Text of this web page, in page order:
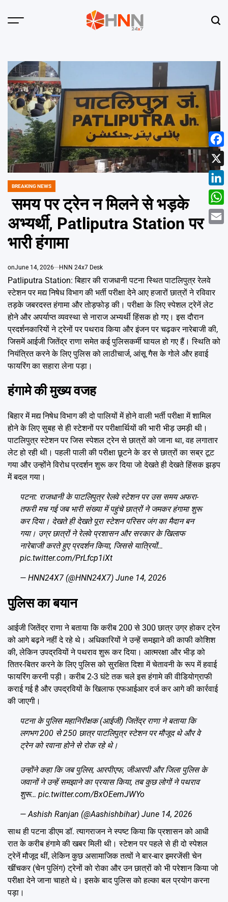
Menu
POSTED
BREAKING NEWS
समय पर ट्रेन न मिलने से भड़के
अभ्यर्थी, Patliputra Station पर
भारी हंगामा
onJune 14, 2026 HNN 24x7 Desk
Patliputra Station: बिहार की राजधानी पटना स्थित पाटलिपुत्र रेलवे
स्टेशन पर मद्य निषेध विभाग की भर्ती परीक्षा देने आए हजारों छात्रों ने रविवार
तड़के जबरदस्त हंगामा और तोड़फोड़ की। परीक्षा के लिए स्पेशल ट्रेनें लेट
होने और अपर्याप्त व्यवस्था से नाराज अभ्यर्थी हिंसक हो गए। इस दौरान
प्रदर्शनकारियों ने ट्रेनों पर पथराव किया और इंजन पर चढ़कर नारेबाजी की,
जिसमें आईजी जितेंद्र राणा समेत कई पुलिसकर्मी घायल हो गए हैं। स्थिति को
नियंत्रित करने के लिए पुलिस को लाठीचार्ज, आंसू गैस के गोले और हवाई
फायरिंग का सहारा लेना पड़ा।
हंगामे की मुख्य वजह
बिहार में मद्य निषेध विभाग की दो पालियों में होने वाली भर्ती परीक्षा में शामिल
होने के लिए सुबह से ही स्टेशनों पर परीक्षार्थियों की भारी भीड़ उमड़ी थी।
पाटलिपुत्र स्टेशन पर जिस स्पेशल ट्रेन से छात्रों को जाना था, वह लगातार
लेट हो रही थी। पहली पाली की परीक्षा छूटने के डर से छात्रों का सब्र टूट
गया और उन्होंने विरोध प्रदर्शन शुरू कर दिया जो देखते ही देखते हिंसक झड़प
में बदल गया।
पटना: राजधानी के पाटलिपुत्र रेलवे स्टेशन पर उस समय अफरा-
तफरी मच गई जब भारी संख्या में पहुंचे छात्रों ने जमकर हंगामा शुरू
कर दिया। देखते ही देखते पूरा स्टेशन परिसर जंग का मैदान बन
गया। उग्र छात्रों ने रेलवे प्रशासन और सरकार के खिलाफ
नारेबाजी करते हुए प्रदर्शन किया, जिससे यात्रियों…
pic.twitter.com/PrLfcp1iXt
— HNN24X7 (@HNN24X7) June 14, 2026
पुलिस का बयान
आईजी जितेंद्र राणा ने बताया कि करीब 200 से 300 छात्र उग्र होकर ट्रेन
को आगे बढ़ने नहीं दे रहे थे। अधिकारियों ने उन्हें समझाने की काफी कोशिश
की, लेकिन उपद्रवियों ने पथराव शुरू कर दिया। आत्मरक्षा और भीड़ को
तितर-बितर करने के लिए पुलिस को सुरक्षित दिशा में चेतावनी के रूप में हवाई
फायरिंग करनी पड़ी। करीब 2-3 घंटे तक चले इस हंगामे की वीडियोग्राफी
कराई गई है और उपद्रवियों के खिलाफ एफआईआर दर्ज कर आगे की कार्रवाई
की जाएगी।
पटना के पुलिस महानिरीक्षक (आईजी) जितेंद्र राणा ने बताया कि
लगभग 200 से 250 छात्र पाटलिपुत्र स्टेशन पर मौजूद थे और वे
ट्रेन को रवाना होने से रोक रहे थे।
उन्होंने कहा कि जब पुलिस, आरपीएफ, जीआरपी और जिला पुलिस के
जवानों ने उन्हें समझाने का प्रयास किया, तब कुछ लोगों ने पथराव
शुरू… pic.twitter.com/BxOEemJWYo
— Ashish Ranjan (@Aashishbihar) June 14, 2026
साथ ही पटना डीएम डॉ. त्यागराजन ने स्पष्ट किया कि प्रशासन को आधी
रात के करीब हंगामे की खबर मिली थी। स्टेशन पर पहले से ही दो स्पेशल
ट्रेनें मौजूद थीं, लेकिन कुछ असामाजिक तत्वों ने बार-बार इमरजेंसी चेन
खींचकर (चेन पुलिंग) ट्रेनों को रोका और उन छात्रों को भी परेशान किया जो
परीक्षा देने जाना चाहते थे। इसके बाद पुलिस को हल्का बल प्रयोग करना
पड़ा।
X